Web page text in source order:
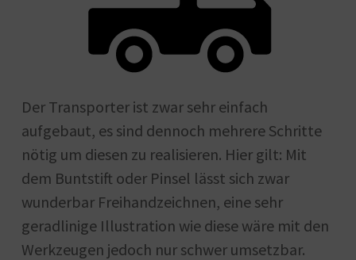
Der Transporter ist zwar sehr einfach
aufgebaut, es sind dennoch mehrere Schritte
nötig um diesen zu realisieren. Hier gilt: Mit
dem Buntstift oder Pinsel lässt sich zwar
wunderbar Freihandzeichnen, eine sehr
geradlinige Illustration wie diese wäre mit den
Werkzeugen jedoch nur schwer umsetzbar.